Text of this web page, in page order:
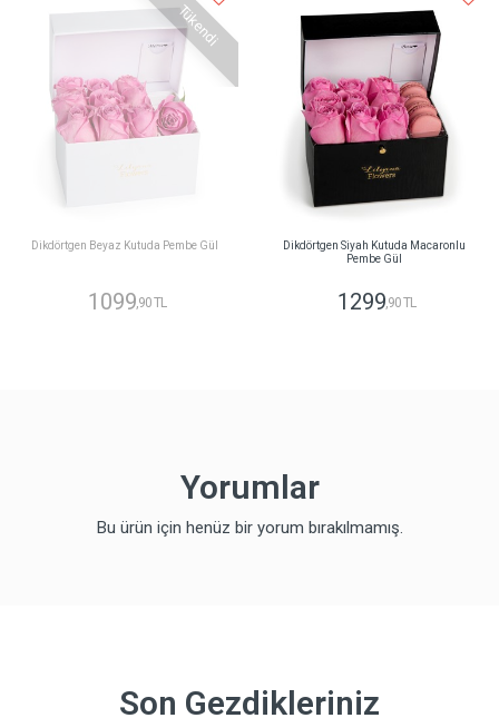
Tükendi
Dikdörtgen Beyaz Kutuda Pembe Gül
1099,90 TL
Dikdörtgen Siyah Kutuda Macaronlu
Pembe Gül
1299,90 TL
Yorumlar
Bu ürün için henüz bir yorum bırakılmamış.
Son Gezdikleriniz